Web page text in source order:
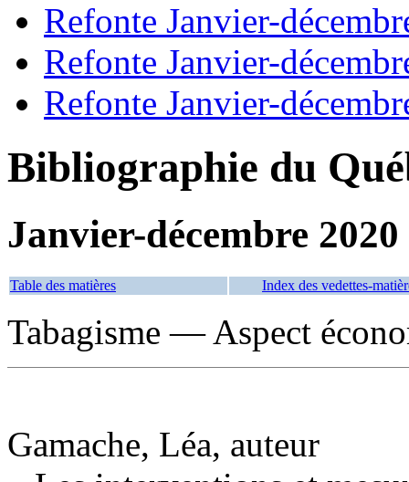
Refonte Janvier-
Refonte Janvier-
Refonte Janvier-
Bibliographie du
Janvier-décembre 2020
Table des matières Index des vedettes-
Tabagisme — Aspect
Gamache, Léa, auteur